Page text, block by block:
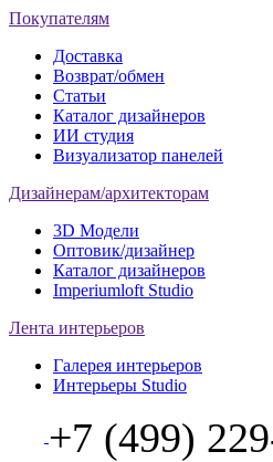
Покупателям
Доставка
Возврат/обмен
Статьи
Каталог дизайнеров
ИИ студия
Визуализатор панелей
Дизайнерам/архитекторам
3D Модели
Оптовик/дизайнер
Каталог дизайнеров
Imperiumloft Studio
Лента интерьеров
Галерея интерьеров
Интерьеры Studio
+7 (499)